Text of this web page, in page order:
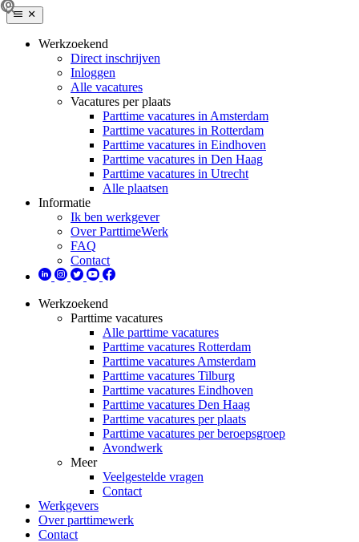
Werkzoekend
Direct inschrijven
Inloggen
Alle vacatures
Vacatures per plaats
Parttime vacatures in Amsterdam
Parttime vacatures in Rotterdam
Parttime vacatures in Eindhoven
Parttime vacatures in Den Haag
Parttime vacatures in Utrecht
Alle plaatsen
Informatie
Ik ben werkgever
Over ParttimeWerk
FAQ
Contact
Werkzoekend
Parttime vacatures
Alle parttime vacatures
Parttime vacatures Rotterdam
Parttime vacatures Amsterdam
Parttime vacatures Tilburg
Parttime vacatures Eindhoven
Parttime vacatures Den Haag
Parttime vacatures per plaats
Parttime vacatures per beroepsgroep
Avondwerk
Meer
Veelgestelde vragen
Contact
Werkgevers
Over parttimewerk
Contact